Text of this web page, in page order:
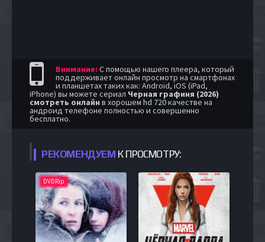
Внимание: С помощью нашего плеера, который
поддерживает онлайн просмотр на смартфонах
и планшетах таких как: Android, iOS (iPad,
iPhone) вы можете сериал Черная графиня (2026)
смотреть онлайн в хорошем hd 720 качестве на
андроид телефоне полностью и совершенно
бесплатно.
РЕКОМЕНДУЕМ К ПРОСМОТРУ:
DVDRip